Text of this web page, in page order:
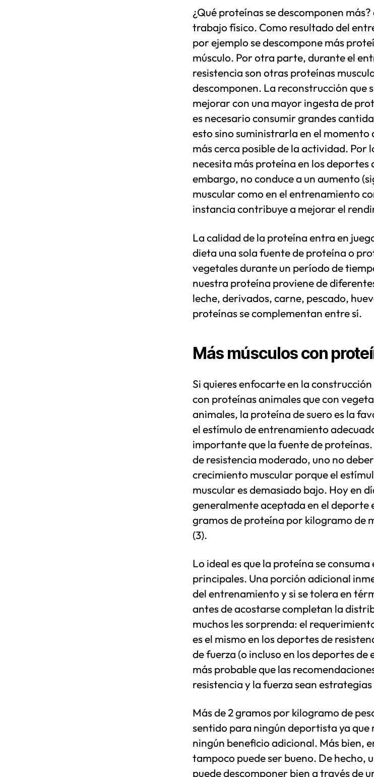
¿Qué proteínas se descomponen
trabajo físico. Como resultado del
por ejemplo se descompone más
músculo. Por otra parte, durante el
resistencia son otras proteínas
descomponen. La reconstrucción que
mejorar con una mayor ingesta de
es necesario consumir grandes
esto sino suministrarla en el momento
más cerca posible de la actividad. Por
necesita más proteína en los deportes
embargo, no conduce a un aumento
muscular como en el entrenamiento
instancia contribuye a mejorar el
La calidad de la proteína entra en
dieta una sola fuente de proteína o
vegetales durante un período de
nuestra proteína proviene de
leche, derivados, carne, pescado,
proteínas se complementan entre sí.
Más músculos con
Si quieres enfocarte en la
con proteínas animales que con
animales, la proteína de suero es la
el estímulo de entrenamiento
importante que la fuente de
de resistencia moderado, uno no
crecimiento muscular porque el
muscular es demasiado bajo. Hoy en
generalmente aceptada en el deporte
gramos de proteína por kilogramo de
(3).
Lo ideal es que la proteína se consuma
principales. Una porción adicional
del entrenamiento y si se tolera en
antes de acostarse completan la
muchos les sorprenda: el
es el mismo en los deportes de
de fuerza (o incluso en los deportes de
más probable que las
resistencia y la fuerza sean
Más de 2 gramos por kilogramo de
sentido para ningún deportista ya que
ningún beneficio adicional. Más bien,
tampoco puede ser bueno. De hecho,
puede descomponer bien a través de